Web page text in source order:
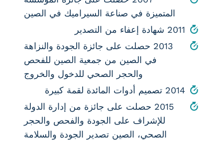
المتميزة في صناعة السيراميك في الصين
2011 شهادة إعفاء من التصدير
2013 حصلت على جائزة الجودة والنزاهة
في الصين من جمعية الصين للفحص
والحجر الصحي للدخول والخروج
2014 تصميم أدوات المائدة لقمة كبيرة
2015 حصلت على جائزة من إدارة الدولة
للإشراف على الجودة والفحص والحجر
الصحي، الصين تصدير الجودة والسلامة